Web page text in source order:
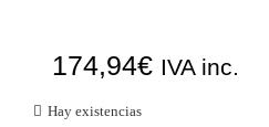
174,94€ IVA inc.
Hay existencias